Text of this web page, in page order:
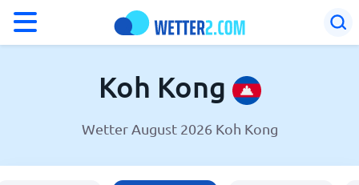
Wetter in Koh Kong
Koh Kong
Wetter August 2026 Koh Kong